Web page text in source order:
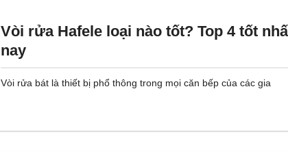
Vòi rửa Hafele loại nào tốt? Top 4 tốt
nay
Vòi rửa bát là thiết bị phổ thông trong mọi căn bếp của các gia